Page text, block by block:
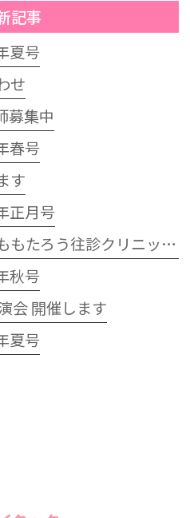
記事
夏号
せ
募集中
春号
す
正月号
川島孝一郎先生と私（ももたろう往診クリニック開院15周年記念特別講演会）
秋号
会 開催します
夏号